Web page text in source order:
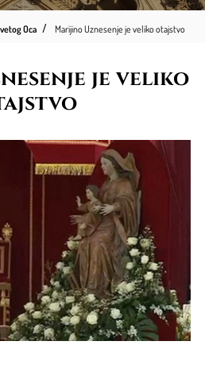
Oca Marijino Uznesenje je veliko otajstvo
je veliko